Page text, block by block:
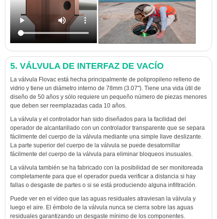
5. VÁLVULA DE INTERFAZ DE VACÍO
La válvula Flovac está hecha principalmente de polipropileno relleno de
vidrio y tiene un diámetro interno de 78mm (3.07"). Tiene una vida útil de
diseño de 50 años y sólo requiere un pequeño número de piezas menores
que deben ser reemplazadas cada 10 años.
La válvula y el controlador han sido diseñados para la facilidad del
operador de alcantarillado con un controlador transparente que se separa
fácilmente del cuerpo de la válvula mediante una simple llave deslizante.
La parte superior del cuerpo de la válvula se puede desatornillar
fácilmente del cuerpo de la válvula para eliminar bloqueos inusuales.
La válvula también se ha fabricado con la posibilidad de ser monitoreada
completamente para que el operador pueda verificar a distancia si hay
fallas o desgaste de partes o si se está produciendo alguna infiltración.
Puede ver en el vídeo que las aguas residuales atraviesan la válvula y
luego el aire. El émbolo de la válvula nunca se cierra sobre las aguas
residuales garantizando un desgaste mínimo de los componentes.